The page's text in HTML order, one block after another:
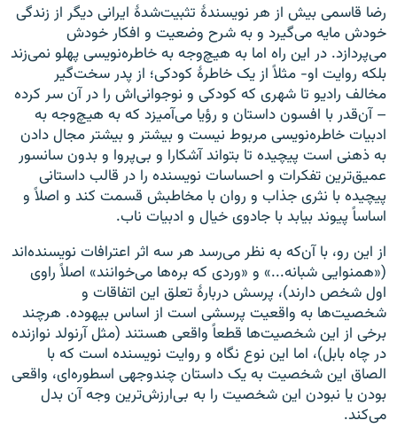
رضا قاسمی بیش از هر نویسندهٔ تثبیت‌شدهٔ ایرانی دیگر از زندگی
خودش مایه می‌گیرد و به شرح وضعیت و افکار خودش
می‌پردازد. در این راه اما به هیچ‌وجه به خاطره‌نویسی پهلو نمی‌زند
بلکه روایت او- مثلاً از یک خاطرهٔ کودکی؛ از پدر سخت‌گیر
مخالف رادیو تا شهری که کودکی و نوجوانی‌‌اش را در آن سر کرده
– آن‌قدر با افسون داستان و رؤیا می‌آمیزد که به هیچ‌وجه به
ادبیات خاطره‌نویسی مربوط نیست و بیشتر و بیشتر مجال دادن
به ذهنی است پیچیده تا بتواند آشکارا و بی‌پروا و بدون سانسور
عمیق‌ترین تفکرات و احساسات نویسنده را در قالب داستانی
پیچیده با نثری جذاب و روان با مخاطبش قسمت کند و اصلاً و
اساساً پیوند بیابد با جادوی خیال و ادبیات ناب.
از این رو، با آن‌که به نظر می‌رسد هر سه اثر اعترافات نویسنده‌اند
(«همنوایی شبانه...» و «وردی که بره‌ها می‌خوانند» اصلاً راوی
اول شخص دارند)، پرسش دربارهٔ تعلق این اتفاقات و
شخصیت‌ها به واقعیت پرسشی است از اساس بیهوده. هرچند
برخی از این شخصیت‌ها قطعاً واقعی هستند (مثل آرنولد نوازنده
در چاه بابل)، اما این نوع نگاه و روایت نویسنده است که با
الصاق این شخصیت به یک داستان چندوجهی اسطوره‌‌ای، واقعی
بودن یا نبودن این شخصیت را به بی‌ارزش‌ترین وجه آن بدل
می‌کند.